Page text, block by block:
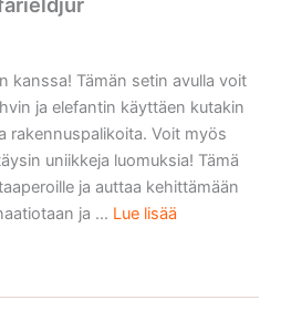
kanssa! Tämän setin avulla voit
ja elefantin käyttäen kutakin
rakennuspalikoita. Voit myös
uniikkeja luomuksia! Tämä
ja auttaa kehittämään
ja ... Lue lisää